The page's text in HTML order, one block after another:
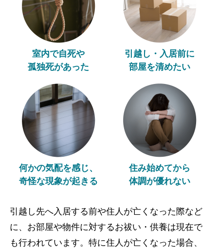
室内で自死や
孤独死があった
引越し・入居前に
部屋を清めたい
何かの気配を感じ、
奇怪な現象が起きる
住み始めてから
体調が優れない
引越し先へ入居する前や住人が亡くなった際など
に、お部屋や物件に対するお祓い・供養は現在で
も行われています。特に住人が亡くなった場合、